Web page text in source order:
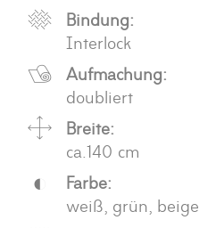
Bindung:
Interlock
Aufmachung:
doubliert
Breite:
ca.140 cm
Farbe:
weiß, grün, beige